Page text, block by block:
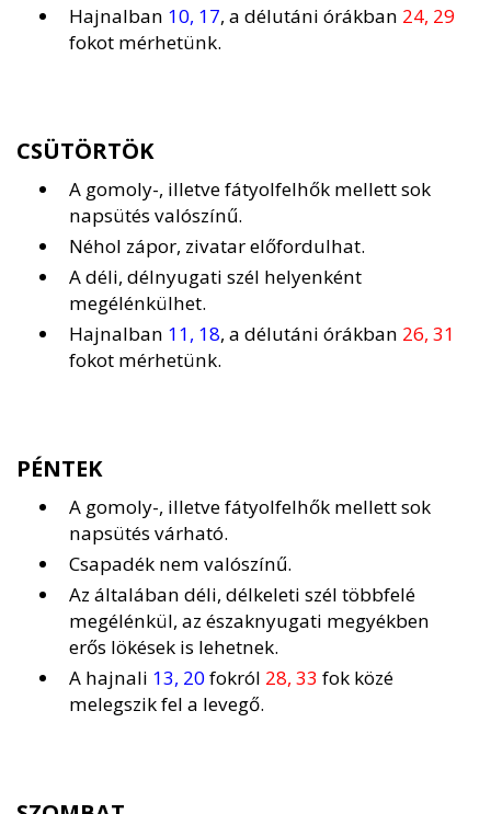
Hajnalban 10, 17, a délutáni órákban 24, 29
fokot mérhetünk.
CSÜTÖRTÖK
A gomoly-, illetve fátyolfelhők mellett sok
napsütés valószínű.
Néhol zápor, zivatar előfordulhat.
A déli, délnyugati szél helyenként
megélénkülhet.
Hajnalban 11, 18, a délutáni órákban 26, 31
fokot mérhetünk.
PÉNTEK
A gomoly-, illetve fátyolfelhők mellett sok
napsütés várható.
Csapadék nem valószínű.
Az általában déli, délkeleti szél többfelé
megélénkül, az északnyugati megyékben
erős lökések is lehetnek.
A hajnali 13, 20fokról 28, 33 fok közé
melegszik fel a levegő.